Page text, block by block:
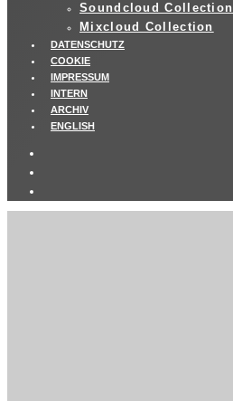
Soundcloud Collection
Mixcloud Collection
DATENSCHUTZ
COOKIE
IMPRESSUM
INTERN
ARCHIV
ENGLISH